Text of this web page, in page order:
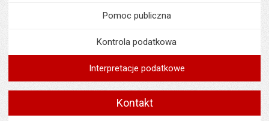
Pomoc publiczna
Kontrola podatkowa
Interpretacje podatkowe
Kontakt